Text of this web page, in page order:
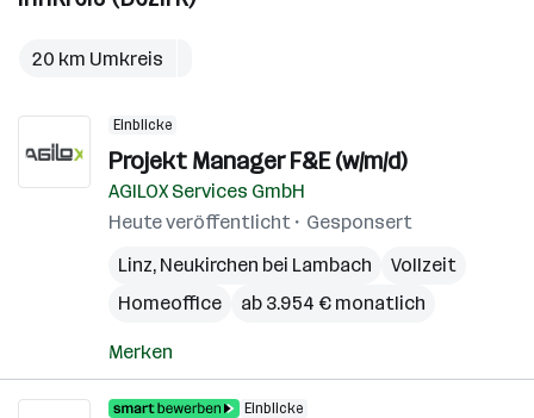
20 km Umkreis
Einblicke
Projekt Manager F&E (w/m/d)
AGILOX Services GmbH
Heute veröffentlicht
Gesponsert
Linz, Neukirchen bei Lambach
Vollzeit
Homeoffice
ab 3.954 € monatlich
Merken
Einblicke